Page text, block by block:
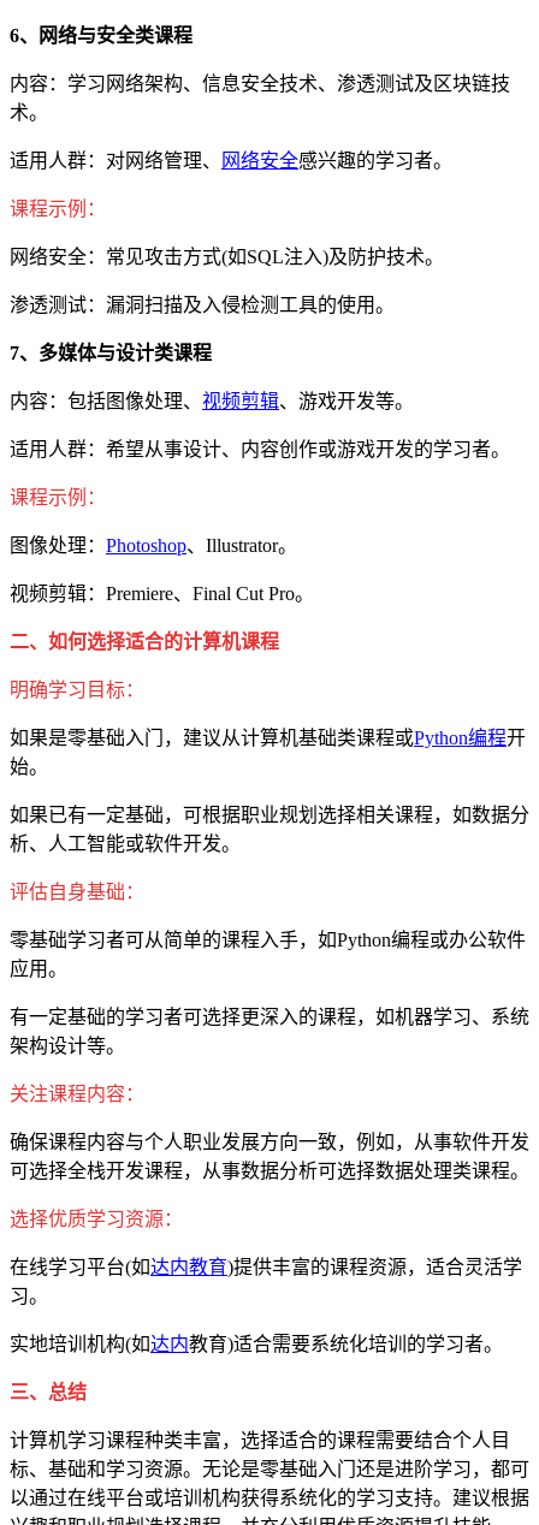
6、网络与安全类课程
内容：学习网络架构、信息安全技术、渗透测试及区块链技
术。
适用人群：对网络管理、 网络安全感兴趣的学习者。
课程示例：
网络安全：常见攻击方式(如SQL注入)及防护技术。
渗透测试：漏洞扫描及入侵检测工具的使用。
7、多媒体与设计类课程
内容：包括图像处理、 视频剪辑、游戏开发等。
适用人群：希望从事设计、内容创作或游戏开发的学习者。
课程示例：
图像处理： Photoshop、Illustrator。
视频剪辑：Premiere、Final Cut Pro。
二、如何选择适合的计算机课程
明确学习目标：
如果是零基础入门，建议从计算机基础类课程或Python编程开
始。
如果已有一定基础，可根据职业规划选择相关课程，如数据分
析、人工智能或软件开发。
评估自身基础：
零基础学习者可从简单的课程入手，如Python编程或办公软件
应用。
有一定基础的学习者可选择更深入的课程，如机器学习、系统
架构设计等。
关注课程内容：
确保课程内容与个人职业发展方向一致，例如，从事软件开发
可选择全栈开发课程，从事数据分析可选择数据处理类课程。
选择优质学习资源：
在线学习平台(如达内教育)提供丰富的课程资源，适合灵活学
习。
实地培训机构(如达内教育)适合需要系统化培训的学习者。
三、总结
计算机学习课程种类丰富，选择适合的课程需要结合个人目
标、基础和学习资源。无论是零基础入门还是进阶学习，都可
以通过在线平台或培训机构获得系统化的学习支持。建议根据